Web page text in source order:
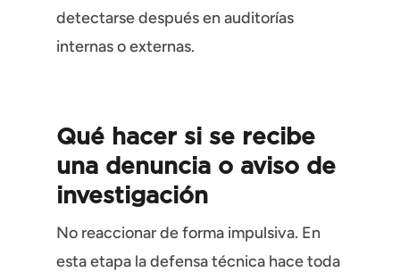
detectarse después en auditorías
internas o externas.
Qué hacer si se recibe
una denuncia o aviso de
investigación
No reaccionar de forma impulsiva. En
esta etapa la defensa técnica hace toda